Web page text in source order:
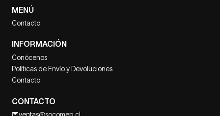
MENÚ
Contacto
INFORMACIÓN
Conócenos
Políticas de Envío y Devoluciones
Contacto
CONTACTO
ventas@socomep.cl